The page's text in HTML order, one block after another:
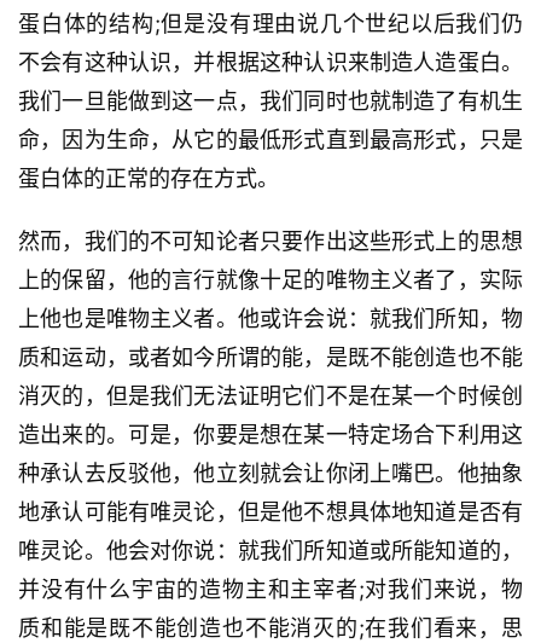
蛋白体的结构;但是没有理由说几个世纪以后我们仍
不会有这种认识，并根据这种认识来制造人造蛋白。
我们一旦能做到这一点，我们同时也就制造了有机生
命，因为生命，从它的最低形式直到最高形式，只是
蛋白体的正常的存在方式。
然而，我们的不可知论者只要作出这些形式上的思想
上的保留，他的言行就像十足的唯物主义者了，实际
上他也是唯物主义者。他或许会说：就我们所知，物
质和运动，或者如今所谓的能，是既不能创造也不能
消灭的，但是我们无法证明它们不是在某一个时候创
造出来的。可是，你要是想在某一特定场合下利用这
种承认去反驳他，他立刻就会让你闭上嘴巴。他抽象
地承认可能有唯灵论，但是他不想具体地知道是否有
唯灵论。他会对你说：就我们所知道或所能知道的，
并没有什么宇宙的造物主和主宰者;对我们来说，物
质和能是既不能创造也不能消灭的;在我们看来，思